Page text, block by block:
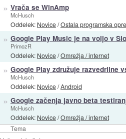
Tema
» Vrača se WinAmp
McHusch
Oddelek: Novice/Ostala programska
» Google Play Music je na voljo v
PrimozR
Oddelek: Novice/Omrežja / internet
» Google Play združuje razvedrilne
McHusch
Oddelek: Novice/Android
» Google začenja javno beta
McHusch
Oddelek: Novice/Omrežja / internet